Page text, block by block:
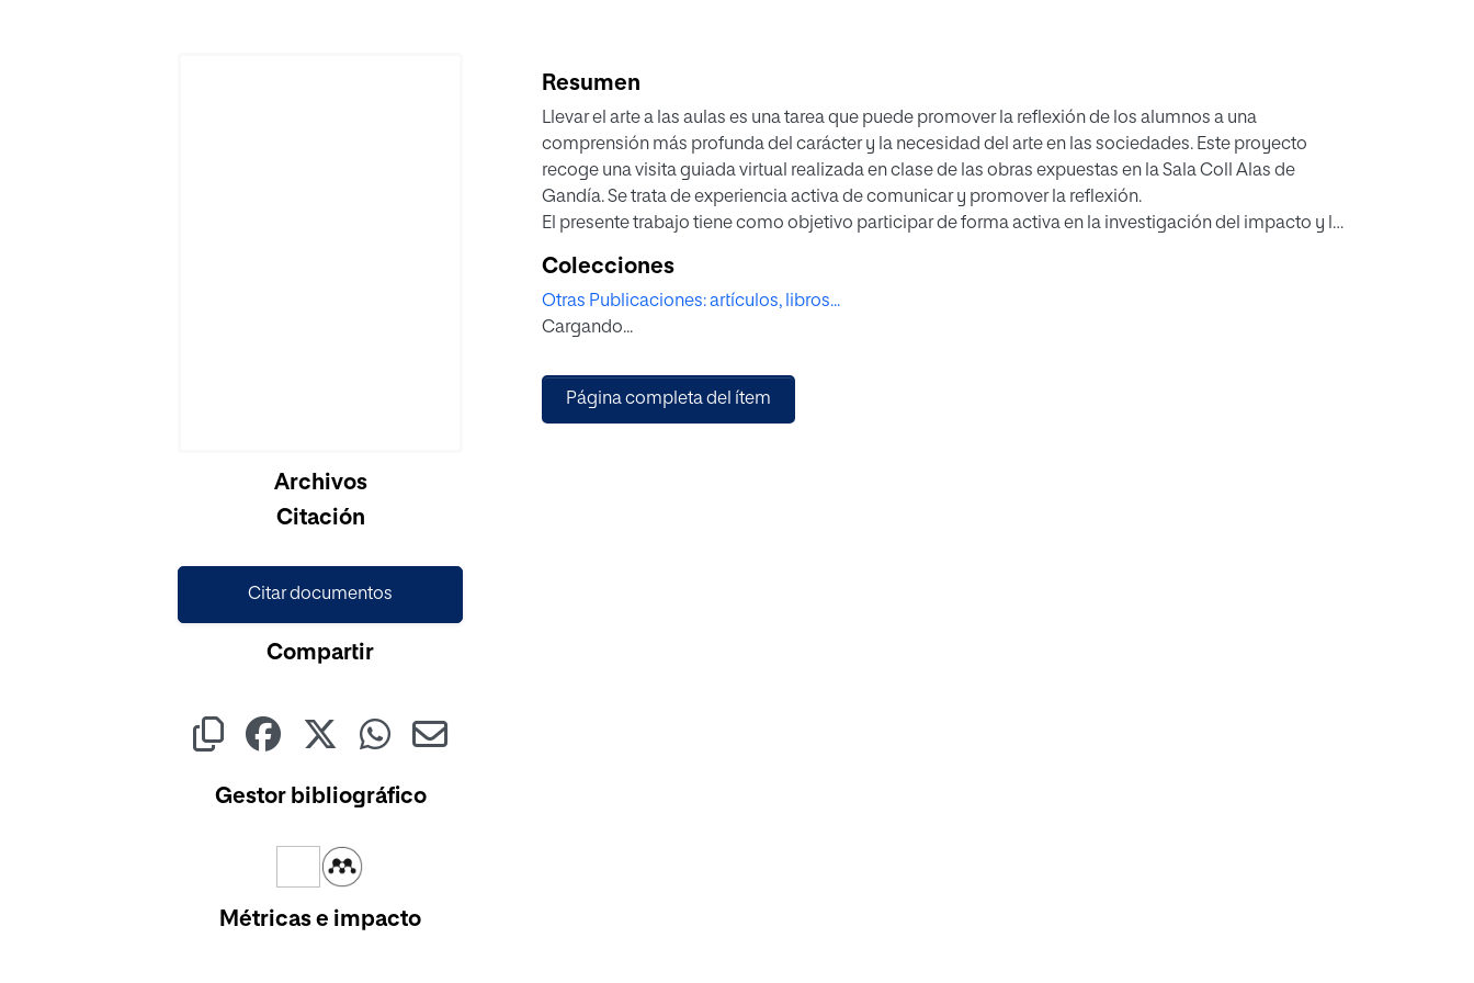
Archivos
Citación
Citar documentos
Compartir
Gestor bibliográfico
Métricas e impacto
Resumen
Llevar el arte a las aulas es una tarea que puede promover la reflexión de los alumnos a una
comprensión más profunda del carácter y la necesidad del arte en las sociedades. Este proyecto
recoge una visita guiada virtual realizada en clase de las obras expuestas en la Sala Coll Alas de
Gandía. Se trata de experiencia activa de comunicar y promover la reflexión.
El presente trabajo tiene como objetivo participar de forma activa en la investigación del impacto y la
investigación DiSEA, con el fin de evaluar la capacidad de entendimiento y comprensión de obras
dispares en técnica y concepto desarrolladas por cada autor. Además de analizar qué obras
consideran plasman mejor la inclusividad o su interés por proporcionar mayor visibilidad social a la
Colecciones
Otras Publicaciones: artículos, libros...
Cargando...
Página completa del ítem